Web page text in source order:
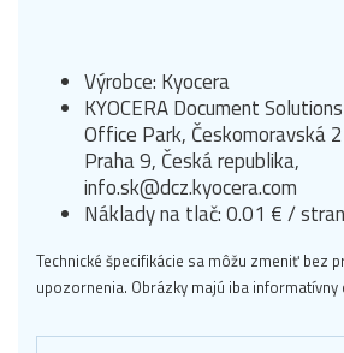
Výrobce: Kyocera
KYOCERA Document
Office Park,
Praha 9, Česká republika,
info.sk@dcz.kyocera.com
Náklady na tlač: 0.01 € /
Technické špecifikácie sa môžu zmeniť bez
upozornenia. Obrázky majú iba informatívny